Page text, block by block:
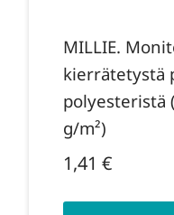
MILLIE.
kierrätetystä
polyesteristä
g/m²)
1,41 €